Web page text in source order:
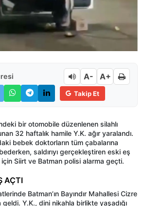
A- A+
Takip Et
bir otomobile düzenlenen silahlı
32 haftalık hamile Y.K. ağır yaralandı.
bebek doktorların tüm çabalarına
saldırıyı gerçekleştiren eski eş
için Siirt ve Batman polisi alarma geçti.
AÇTI
Batman’ın Bayındır Mahallesi Cizre
geldi. Y.K., dini nikahla birlikte yaşadığı